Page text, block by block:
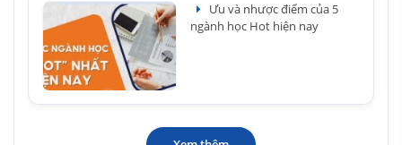
Ưu và nhược điểm của 5
ngành học Hot hiện nay